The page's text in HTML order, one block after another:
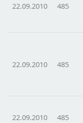
22.09.2010 485
22.09.2010 485
22.09.2010 485